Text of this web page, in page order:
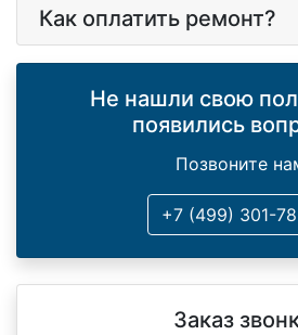
Как оплатить ремонт?
Не нашли свою
появились
Позвоните
+7 (499) 301-
Заказ